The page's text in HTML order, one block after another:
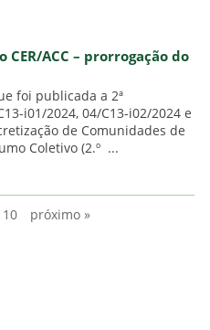
CER/ACC – prorrogação do
foi publicada a 2ª
i01/2024, 04/C13-i02/2024 e
de Comunidades de
Coletivo (2.º ...
10 próximo »